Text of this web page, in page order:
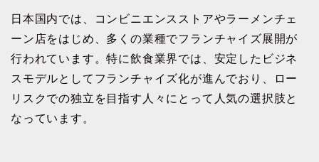
日本国内では、コンビニエンスストアやラーメンチェ
ーン店をはじめ、多くの業種でフランチャイズ展開が
行われています。特に飲食業界では、安定したビジネ
スモデルとしてフランチャイズ化が進んでおり、ロー
リスクでの独立を目指す人々にとって人気の選択肢と
なっています。